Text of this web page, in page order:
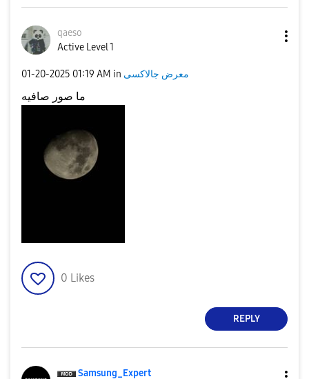
qaeso
Active Level 1
‎01-20-2025 01:19 AM in معرض جالاكسى
ما صور صافيه
0 Likes
REPLY
Samsung_Expert